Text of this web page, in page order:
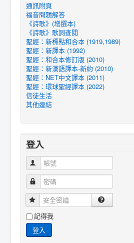
通訊附頁
福音問題解答
《詩歌》(增選本)
《詩歌》歌詞查閱
聖經：新標點和合本 (1919,1989)
聖經：新譯本 (1992)
聖經：和合本修訂版 (2010)
聖經：新漢語譯本-新約 (2010)
聖經：NET中文譯本 (2011)
聖經：環球聖經譯本 (2022)
信徒生活
其他連結
登入
帳號
密碼
安全密鑰
記得我
登入